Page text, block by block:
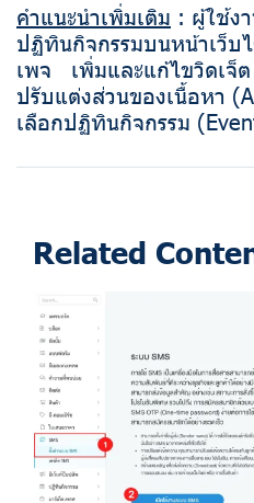
คำแนะนำเพิ่มเติม : ผู้ใช้ง
ปฏิทินกิจกรรมบนหน้าเว็บ
เพจ เพิ่มและแก้ไขวิดเจ็
ปรับแต่งส่วนของเนื้อหา
เลือกปฏิทินกิจกรรม
Related